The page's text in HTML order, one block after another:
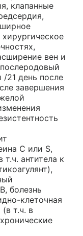
клапанные
вен и
день после
завершения
С или S,
антитела к
болезнь
клеточная
т.ч. в